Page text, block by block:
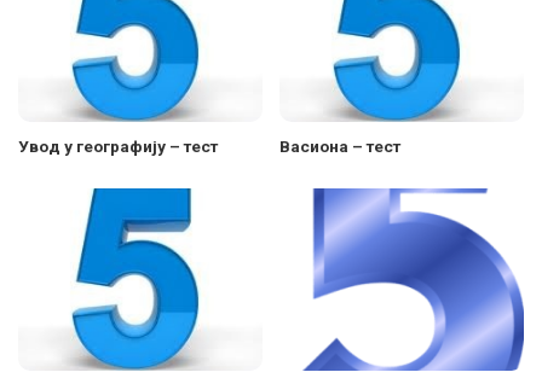
Увод у географију – тест Васиона – тест